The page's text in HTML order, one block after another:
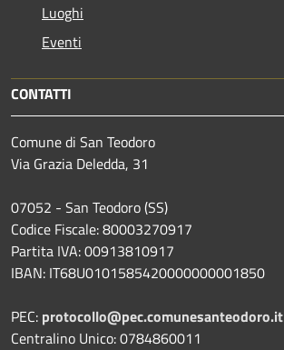
Luoghi
Eventi
CONTATTI
Comune di San Teodoro
Via Grazia Deledda, 31
07052 - San Teodoro (SS)
Codice Fiscale: 80003270917
Partita IVA: 00913810917
IBAN: IT68U0101585420000000001850
PEC: protocollo@pec.comunesanteodoro.it
Centralino Unico: 0784860011